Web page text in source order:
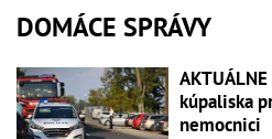
DOMÁCE SPRÁVY
kúpaliska
nemocnici